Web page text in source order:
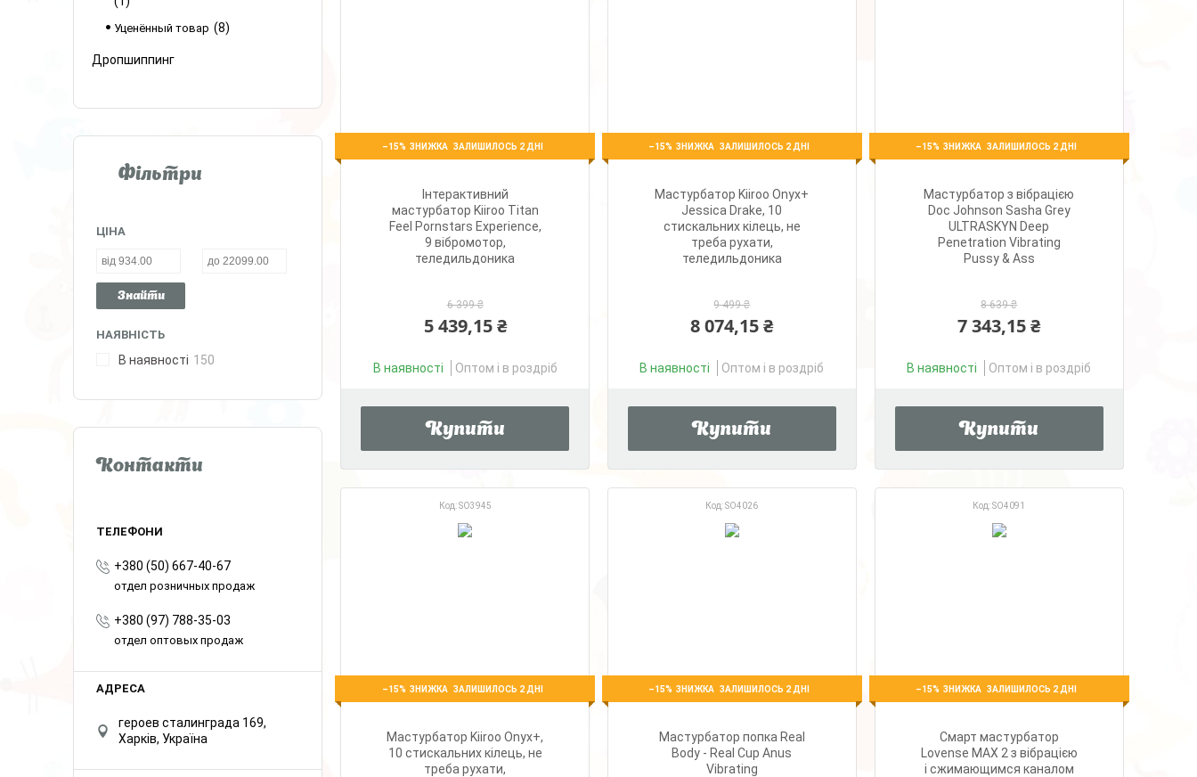
–15% ЗАЛИШИЛОСЬ 2 ДНІ
Інтерактивний
мастурбатор Kiiroo Titan
Feel Pornstars Experience,
9 вібромотор,
теледильдоника
6 399 ₴
5 439,15 ₴
В наявності Оптом і в роздріб
Купити
–15% ЗАЛИШИЛОСЬ 2 ДНІ
Мастурбатор Kiiroo Onyx+
Jessica Drake, 10
стискальних кілець, не
треба рухати,
теледильдоника
9 499 ₴
8 074,15 ₴
В наявності Оптом і в роздріб
Купити
–15% ЗАЛИШИЛОСЬ 2 ДНІ
Мастурбатор з вібрацією
Doc Johnson Sasha Grey
ULTRASKYN Deep
Penetration Vibrating
Pussy & Ass
8 639 ₴
7 343,15 ₴
В наявності Оптом і в роздріб
Купити
SO3945
–15% ЗАЛИШИЛОСЬ 2 ДНІ
Мастурбатор Kiiroo Onyx+,
10 стискальних кілець, не
треба рухати,
SO4026
–15% ЗАЛИШИЛОСЬ 2 ДНІ
Мастурбатор попка Real
Body - Real Cup Anus
Vibrating
SO4091
–15% ЗАЛИШИЛОСЬ 2 ДНІ
Смарт мастурбатор
Lovense MAX 2 з вібрацією
і сжимающимся каналом
Уценённый товар 8
Дропшиппинг
Фільтри
ЦІНА
Знайти
НАЯВНІСТЬ
В наявності 150
Контакти
+380 (50) 667-40-67
отдел розничных продаж
+380 (97) 788-35-03
отдел оптовых продаж
героев сталинграда 169,
Харків, Україна